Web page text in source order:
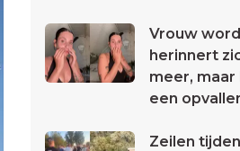
Vrouw
herinnert
meer,
een
Zeilen